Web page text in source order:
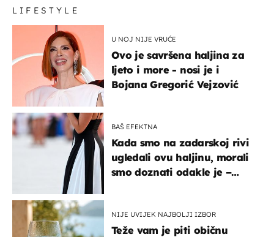
LIFESTYLE
U NOJ NIJE VRUĆE
Ovo je savršena haljina za
ljeto i more - nosi je i
Bojana Gregorić Vejzović
BAŠ EFEKTNA
Kada smo na zadarskoj rivi
ugledali ovu haljinu, morali
smo doznati odakle je –
NIJE UVIJEK NAJBOLJI IZBOR
Teže vam je piti običnu